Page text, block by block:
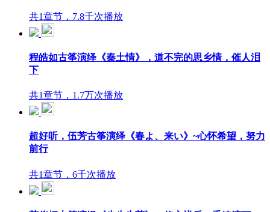
共1章节，7.8千次播放
程皓如古筝演绎《秦土情》，道不完的思乡情，催人泪
下
共1章节，1.7万次播放
超好听，伍芳古筝演绎《春よ、来い》~心怀希望，努力
前行
共1章节，6千次播放